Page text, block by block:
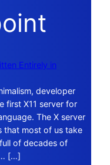
Entirely in
developer
first X11 server for
The X server
that most of us take
of decades of
[…]